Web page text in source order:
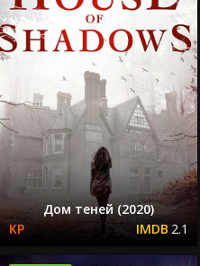
Дом теней (2020)
2.1